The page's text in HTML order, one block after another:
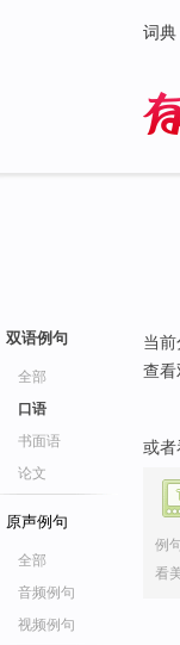
词典
双语例句
全部
口语
书面语
论文
原声例句
全部
音频例句
视频例句
当
查看
或者
例
看